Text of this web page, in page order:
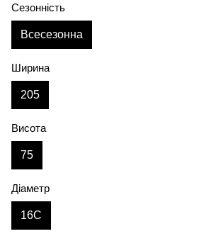
Сезонність
Всесезонна
Ширина
205
Висота
75
Діаметр
16C